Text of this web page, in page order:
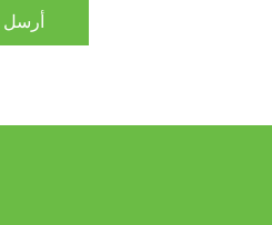
أرسل